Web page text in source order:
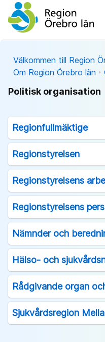
Välkommen till Region
Om Region Örebro län
Politisk organisation
Regionfullmäktige
Regionstyrelsen
Regionstyrelsens
Regionstyrelsens
Nämnder och
Hälso- och
Rådgivande organ
Sjukvårdsregion